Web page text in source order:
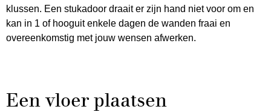
klussen. Een stukadoor draait er zijn hand niet voor om en
kan in 1 of hooguit enkele dagen de wanden fraai en
overeenkomstig met jouw wensen afwerken.
Een vloer plaatsen